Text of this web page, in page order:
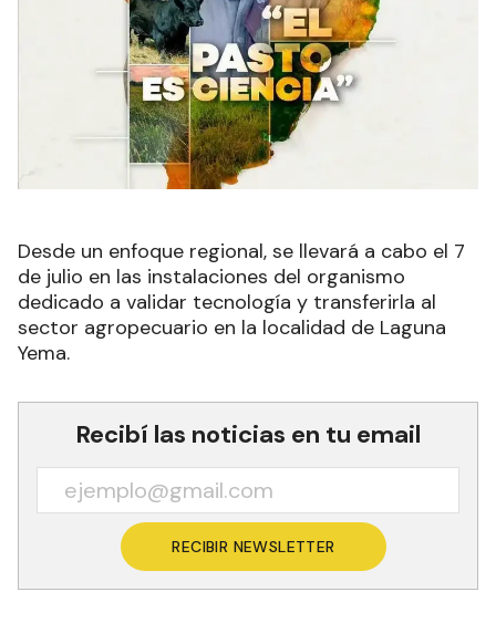
Desde un enfoque regional, se llevará a cabo el 7
de julio en las instalaciones del organismo
dedicado a validar tecnología y transferirla al
sector agropecuario en la localidad de Laguna
Yema.
Recibí las noticias en tu email
RECIBIR NEWSLETTER